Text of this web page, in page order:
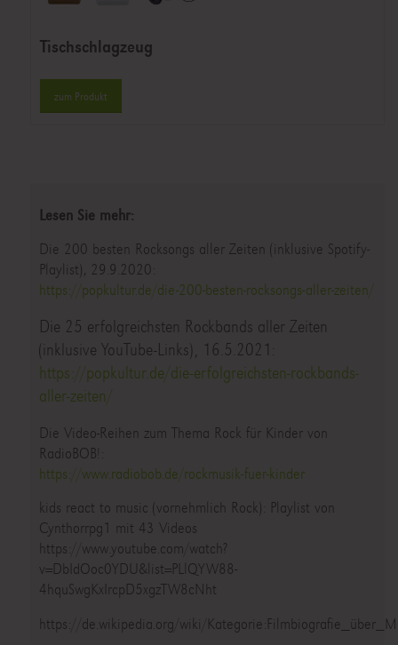
Tischschlagzeug
zum Produkt
Lesen Sie mehr:
Die 200 besten Rocksongs aller Zeiten (inklusive Spotify-
Playlist), 29.9.2020:
https://popkultur.de/die-200-besten-rocksongs-aller-zeiten/
Die 25 erfolgreichsten Rockbands aller Zeiten
(inklusive YouTube-Links), 16.5.2021:
https://popkultur.de/die-erfolgreichsten-rockbands-
aller-zeiten/
Die Video-Reihen zum Thema Rock für Kinder von
RadioBOB!:
https://www.radiobob.de/rockmusik-fuer-kinder
kids react to music (vornehmlich Rock): Playlist von
Cynthorrpg1 mit 43 Videos
https://www.youtube.com/watch?
v=DbIdOoc0YDU&list=PLlQYW88-
4hquSwgKxIrcpD5xgzTW8cNht
https://de.wikipedia.org/wiki/